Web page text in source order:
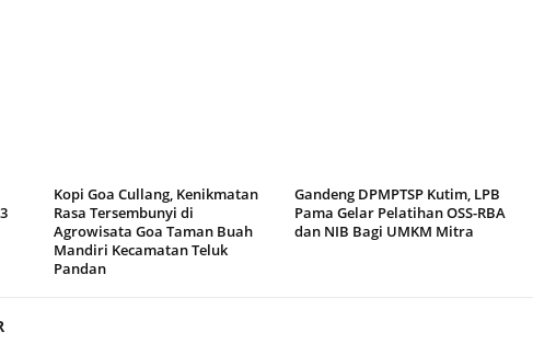
Kopi Goa Cullang, Kenikmatan
Rasa Tersembunyi di
Agrowisata Goa Taman Buah
Mandiri Kecamatan Teluk
Pandan
Gandeng DPMPTSP Kutim, LPB
Pama Gelar Pelatihan OSS-RBA
dan NIB Bagi UMKM Mitra